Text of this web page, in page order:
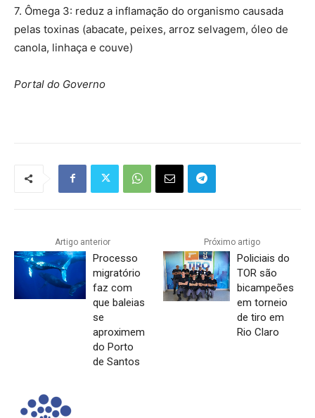
7. Ômega 3: reduz a inflamação do organismo causada
pelas toxinas (abacate, peixes, arroz selvagem, óleo de
canola, linhaça e couve)
Portal do Governo
Artigo anterior
Processo
migratório
faz com
que baleias
se
aproximem
do Porto
de Santos
Próximo artigo
Policiais do
TOR são
bicampeões
em torneio
de tiro em
Rio Claro